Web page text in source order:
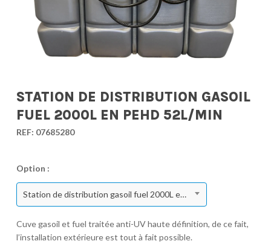
STATION DE DISTRIBUTION GASOIL
FUEL 2000L EN PEHD 52L/MIN
REF: 07685280
Option :
Station de distribution gasoil fuel 2000L en PEHD 52l/min
Cuve gasoil et fuel traitée anti-UV haute définition, de ce fait,
l’installation extérieure est tout à fait possible.